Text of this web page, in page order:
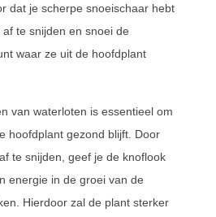
dat je scherpe snoeischaar hebt
te snijden en snoei de
waar ze uit de hoofdplant
van waterloten is essentieel om
hoofdplant gezond blijft. Door
te snijden, geef je de knoflook
energie in de groei van de
Hierdoor zal de plant sterker